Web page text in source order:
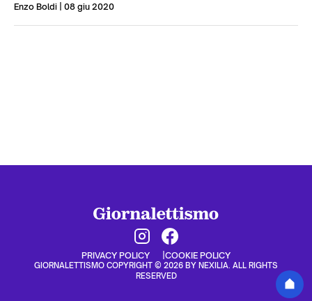
Enzo Boldi | 08 giu 2020
PRIVACY POLICY COOKIE POLICY
GIORNALETTISMO COPYRIGHT © 2026 BY NEXILIA. ALL RIGHTS
RESERVED